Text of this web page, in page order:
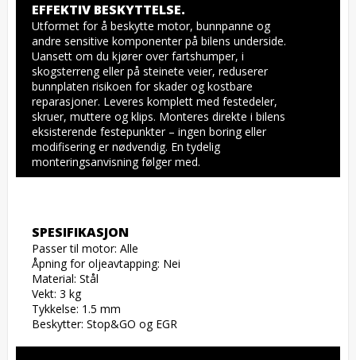
EFFEKTIV BESKYTTELSE.
Utformet for å beskytte motor, bunnpanne og
andre sensitive komponenter på bilens underside.
Uansett om du kjører over fartshumper, i
skogsterreng eller på steinete veier, reduserer
bunnplaten risikoen for skader og kostbare
reparasjoner. Leveres komplett med festedeler,
skruer, muttere og klips. Monteres direkte i bilens
eksisterende festepunkter – ingen boring eller
modifisering er nødvendig. En tydelig
monteringsanvisning følger med.
SPESIFIKASJON
Passer til motor: Alle
Åpning for oljeavtapping: Nei
Material: Stål
Vekt: 3 kg
Tykkelse: 1.5 mm
Beskytter: Stop&GO og EGR